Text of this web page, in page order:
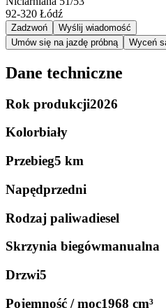
92-320 Łódź
Zadzwoń
Wyślij wiadomość
Umów się na jazdę próbną
Wyceń
Dane techniczne
Rok produkcji2026
Kolorbiały
Przebieg5 km
Napędprzedni
Rodzaj paliwadiesel
Skrzynia biegówmanualna
Drzwi5
Pojemność / moc1968 cm³